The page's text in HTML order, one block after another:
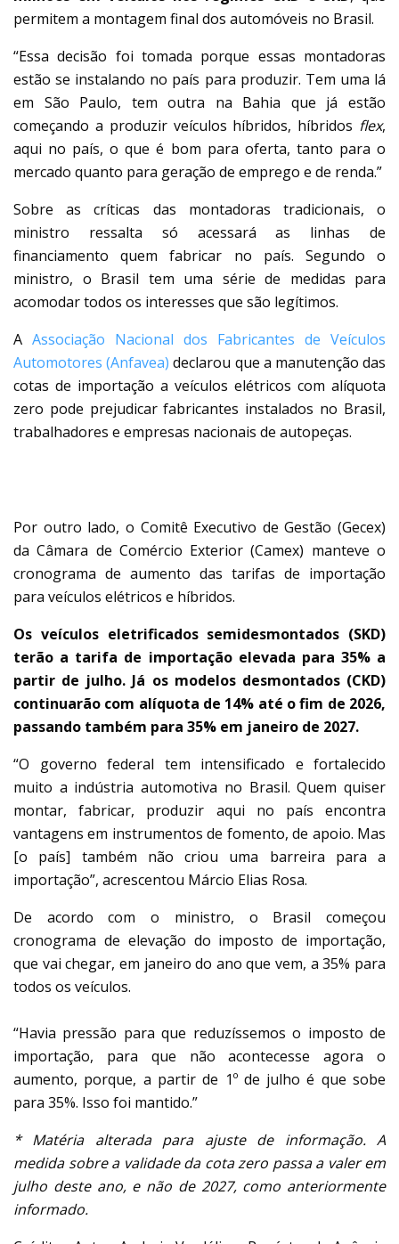
permitem a montagem final dos automóveis no Brasil.
“Essa decisão foi tomada porque essas montadoras
estão se instalando no país para produzir. Tem uma lá
em São Paulo, tem outra na Bahia que já estão
começando a produzir veículos híbridos, híbridos flex,
aqui no país, o que é bom para oferta, tanto para o
mercado quanto para geração de emprego e de renda.”
Sobre as críticas das montadoras tradicionais, o
ministro ressalta só acessará as linhas de
financiamento quem fabricar no país. Segundo o
ministro, o Brasil tem uma série de medidas para
acomodar todos os interesses que são legítimos.
A Associação Nacional dos Fabricantes de Veículos
Automotores (Anfavea) declarou que a manutenção das
cotas de importação a veículos elétricos com alíquota
zero pode prejudicar fabricantes instalados no Brasil,
trabalhadores e empresas nacionais de autopeças.
Por outro lado, o Comitê Executivo de Gestão (Gecex)
da Câmara de Comércio Exterior (Camex) manteve o
cronograma de aumento das tarifas de importação
para veículos elétricos e híbridos.
Os veículos eletrificados semidesmontados (SKD)
terão a tarifa de importação elevada para 35% a
partir de julho. Já os modelos desmontados (CKD)
continuarão com alíquota de 14% até o fim de 2026,
passando também para 35% em janeiro de 2027.
“O governo federal tem intensificado e fortalecido
muito a indústria automotiva no Brasil. Quem quiser
montar, fabricar, produzir aqui no país encontra
vantagens em instrumentos de fomento, de apoio. Mas
[o país] também não criou uma barreira para a
importação”, acrescentou Márcio Elias Rosa.
De acordo com o ministro, o Brasil começou
cronograma de elevação do imposto de importação,
que vai chegar, em janeiro do ano que vem, a 35% para
todos os veículos.
“Havia pressão para que reduzíssemos o imposto de
importação, para que não acontecesse agora o
aumento, porque, a partir de 1º de julho é que sobe
para 35%. Isso foi mantido.”
* Matéria alterada para ajuste de informação. A
medida sobre a validade da cota zero passa a valer em
julho deste ano, e não de 2027, como anteriormente
informado.